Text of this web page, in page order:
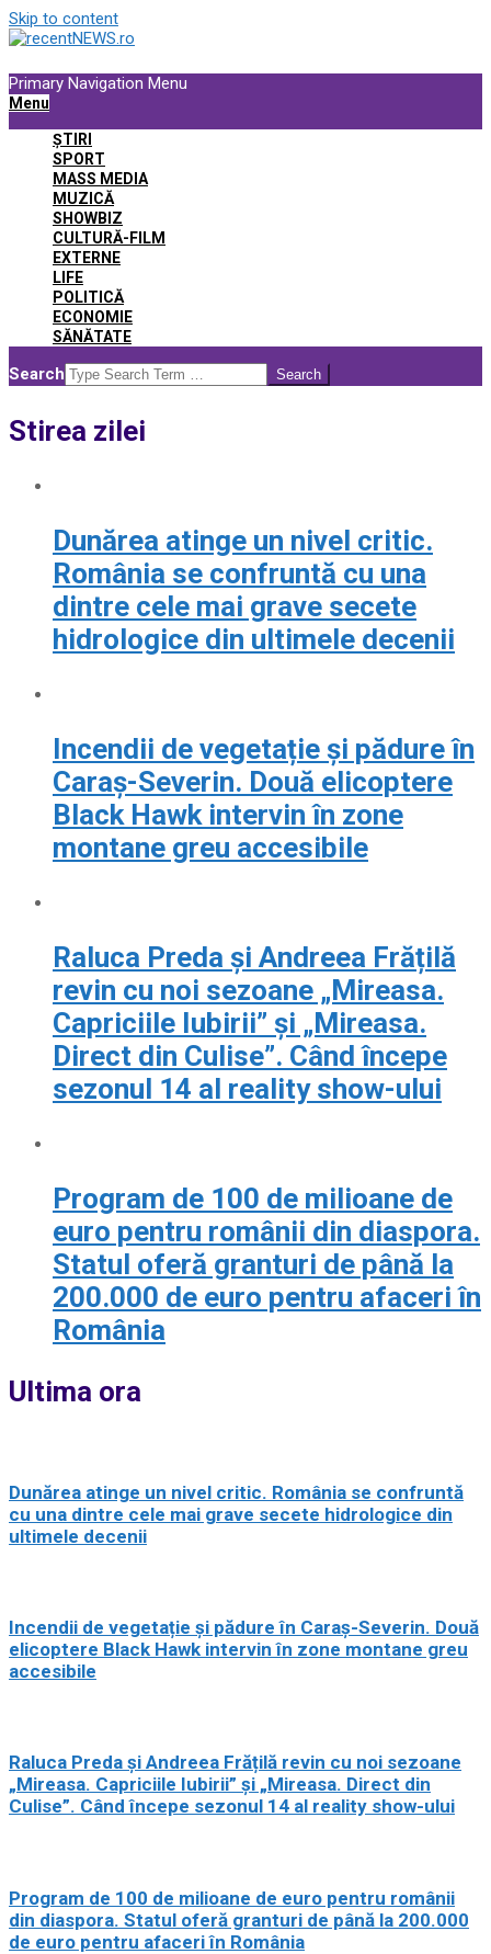
Skip to content
Primary Navigation Menu
Menu
ȘTIRI
SPORT
MASS MEDIA
MUZICĂ
SHOWBIZ
CULTURĂ-FILM
EXTERNE
LIFE
POLITICĂ
ECONOMIE
SĂNĂTATE
Search
Stirea zilei
Dunărea atinge un nivel critic.
România se confruntă cu una
dintre cele mai grave secete
hidrologice din ultimele decenii
Incendii de vegetație și pădure în
Caraș-Severin. Două elicoptere
Black Hawk intervin în zone
montane greu accesibile
Raluca Preda și Andreea Frățilă
revin cu noi sezoane „Mireasa.
Capriciile Iubirii” și „Mireasa.
Direct din Culise”. Când începe
sezonul 14 al reality show-ului
Program de 100 de milioane de
euro pentru românii din diaspora.
Statul oferă granturi de până la
200.000 de euro pentru afaceri în
România
Ultima ora
Dunărea atinge un nivel critic. România se confruntă
cu una dintre cele mai grave secete hidrologice din
ultimele decenii
Incendii de vegetație și pădure în Caraș-Severin. Două
elicoptere Black Hawk intervin în zone montane greu
accesibile
Raluca Preda și Andreea Frățilă revin cu noi sezoane
„Mireasa. Capriciile Iubirii” și „Mireasa. Direct din
Culise”. Când începe sezonul 14 al reality show-ului
Program de 100 de milioane de euro pentru românii
din diaspora. Statul oferă granturi de până la 200.000
de euro pentru afaceri în România